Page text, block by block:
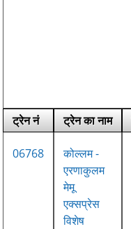
ट्रेन नं ट्रेन का नाम
06768
कोल्लम -
एरणाकुलम
मेमू
एक्सप्रेस
विशेष